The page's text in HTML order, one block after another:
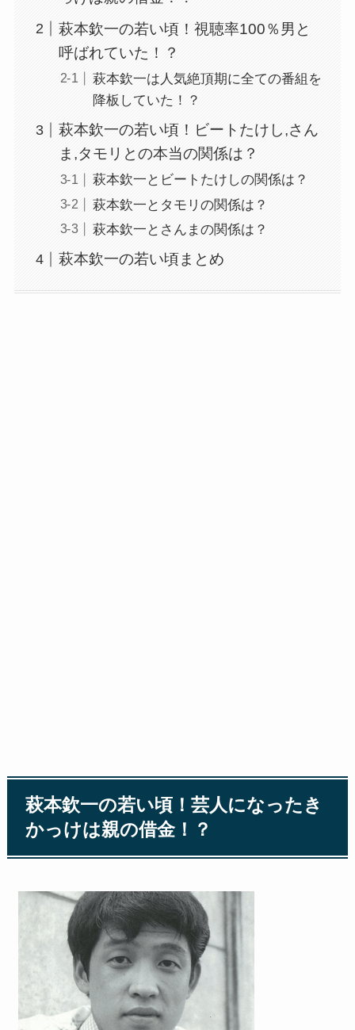
萩本欽一の若い頃！視聴率100％男と
呼ばれていた！？
萩本欽一は人気絶頂期に全ての番組を
降板していた！？
萩本欽一の若い頃！ビートたけし,さん
ま,タモリとの本当の関係は？
萩本欽一とビートたけしの関係は？
萩本欽一とタモリの関係は？
萩本欽一とさんまの関係は？
萩本欽一の若い頃まとめ
萩本欽一の若い頃！芸人になったき
かっけは親の借金！？